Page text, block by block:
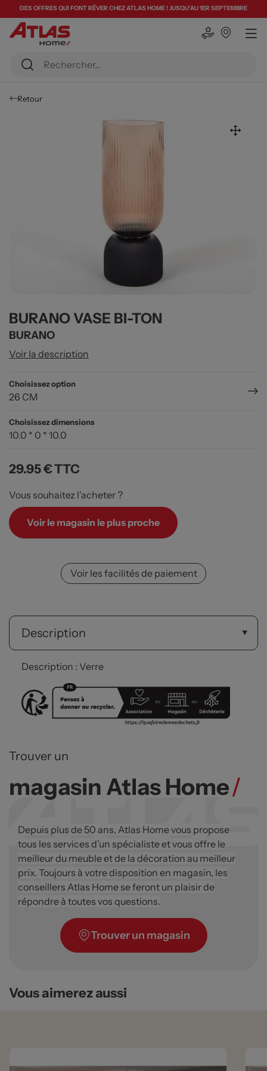
DES OFFRES QUI FONT RÊVER CHEZ ATLAS HOME ! JUSQU'AU 1ER SEPTEMBRE
Retour
BURANO VASE BI-TON
BURANO
Voir la description
Choisissez option
26 CM
Choisissez dimensions
10.0 * 0 * 10.0
29.95 €TTC
Vous souhaitez l’acheter ?
Voir le magasin le plus proche
Voir les facilités de paiement
Description
Description : Verre
Trouver un
magasin Atlas Home/
Depuis plus de 50 ans, Atlas Home vous propose
tous les services d’un spécialiste et vous offre le
meilleur du meuble et de la décoration au meilleur
prix. Toujours à votre disposition en magasin, les
conseillers Atlas Home se feront un plaisir de
répondre à toutes vos questions.
Trouver un magasin
Vous aimerez aussi